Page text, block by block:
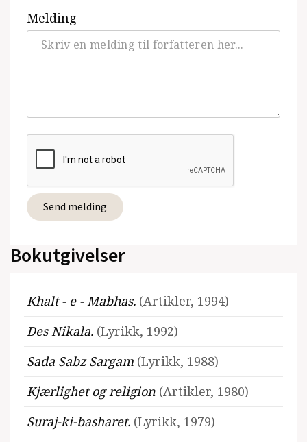
Melding
Bokutgivelser
Khalt - e - Mabhas. (Artikler, 1994)
Des Nikala. (Lyrikk, 1992)
Sada Sabz Sargam (Lyrikk, 1988)
Kjærlighet og religion (Artikler, 1980)
Suraj-ki-basharet. (Lyrikk, 1979)